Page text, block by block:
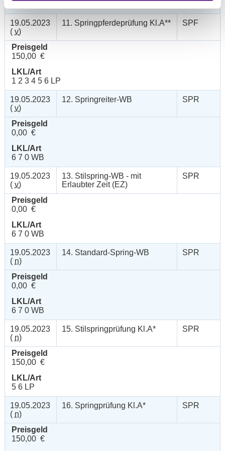
19.05.2023
( v)
11. Springpferdeprüfung Kl.A** SPF
Preisgeld
150,00 €
LKL/Art
1 2 3 4 5 6 LP
19.05.2023
( v)
12. Springreiter-WB SPR
Preisgeld
0,00 €
LKL/Art
6 7 0 WB
19.05.2023
( v)
13. Stilspring-WB - mit
Erlaubter Zeit (EZ)
SPR
Preisgeld
0,00 €
LKL/Art
6 7 0 WB
19.05.2023
( n)
14. Standard-Spring-WB SPR
Preisgeld
0,00 €
LKL/Art
6 7 0 WB
19.05.2023
( n)
15. Stilspringprüfung Kl.A* SPR
Preisgeld
150,00 €
LKL/Art
5 6 LP
19.05.2023
( n)
16. Springprüfung Kl.A* SPR
Preisgeld
150,00 €